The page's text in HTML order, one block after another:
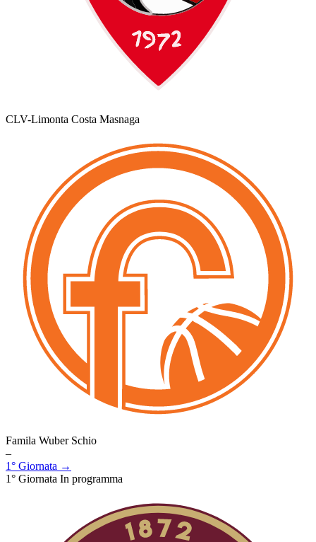
CLV-Limonta Costa Masnaga
Famila Wuber Schio
–
1° Giornata →
1° Giornata In programma